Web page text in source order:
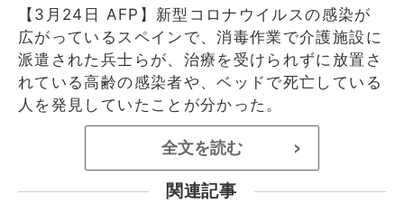
【3月24日 AFP】新型コロナウイルスの感染が
広がっているスペインで、消毒作業で介護施設に
派遣された兵士らが、治療を受けられずに放置さ
れている高齢の感染者や、ベッドで死亡している
人を発見していたことが分かった。
全文を読む >
関連記事